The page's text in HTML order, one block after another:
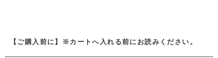
【ご購入前に】※カートへ入れる前にお読みください。